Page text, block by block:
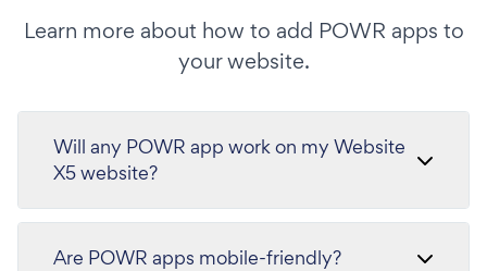
Learn more about how to add POWR apps to
your website.
Will any POWR app work on my Website
X5 website?
Are POWR apps mobile-friendly?